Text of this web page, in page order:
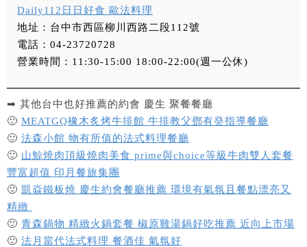
Daily112日日好食 歐法料理
地址：台中市西區柳川西路二段112號
電話：04-23720728
營業時間：11:30-15:00 18:00-22:00(週一公休)
➡ 其他台中也好推薦的約會 慶生 聚餐餐廳
🙂 MEATGQ橡木炙烤牛排館 牛排教父鄧有癸指導餐廳
🙂 法森小館 物有所值的法式料理餐廳
🙂 山鯨燒肉頂級燒肉美食 prime與choice等級牛肉雙人套餐
豐富超值 印月餐旅集團
🙂 凱焱鐵板燒 慶生約會餐廳推薦 環境有氣氛且餐點漂亮又
精緻
🙂 青森鍋物 精緻火鍋套餐 椒原雞湯鍋好吃推薦 近向上市場
🙂 法月當代法式料理 餐酒佳 氣氛好